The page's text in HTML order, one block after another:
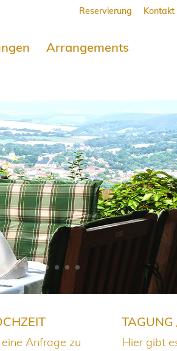
Reservierung
Arrangements
Anfrage zu
Hier gibt